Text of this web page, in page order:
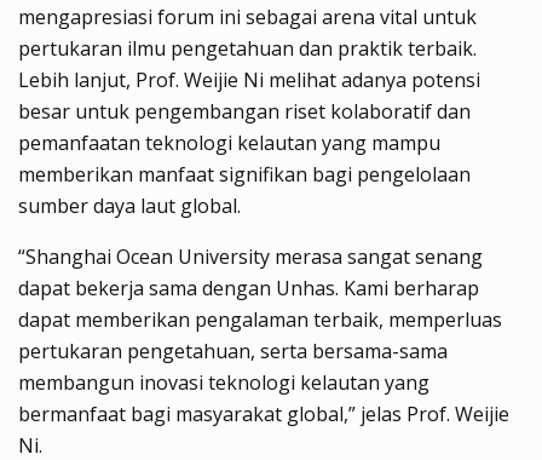
mengapresiasi forum ini sebagai arena vital untuk
pertukaran ilmu pengetahuan dan praktik terbaik.
Lebih lanjut, Prof. Weijie Ni melihat adanya potensi
besar untuk pengembangan riset kolaboratif dan
pemanfaatan teknologi kelautan yang mampu
memberikan manfaat signifikan bagi pengelolaan
sumber daya laut global.
“Shanghai Ocean University merasa sangat senang
dapat bekerja sama dengan Unhas. Kami berharap
dapat memberikan pengalaman terbaik, memperluas
pertukaran pengetahuan, serta bersama-sama
membangun inovasi teknologi kelautan yang
bermanfaat bagi masyarakat global,” jelas Prof. Weijie
Ni.